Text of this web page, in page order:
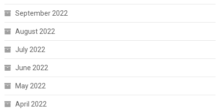
September 2022
August 2022
July 2022
June 2022
May 2022
April 2022